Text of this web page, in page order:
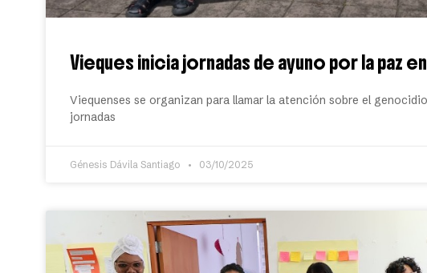
Vieques inicia jornadas de ayuno por la paz
Viequenses se organizan para llamar la atención sobre el
jornadas
Génesis Dávila Santiago 03/10/2025